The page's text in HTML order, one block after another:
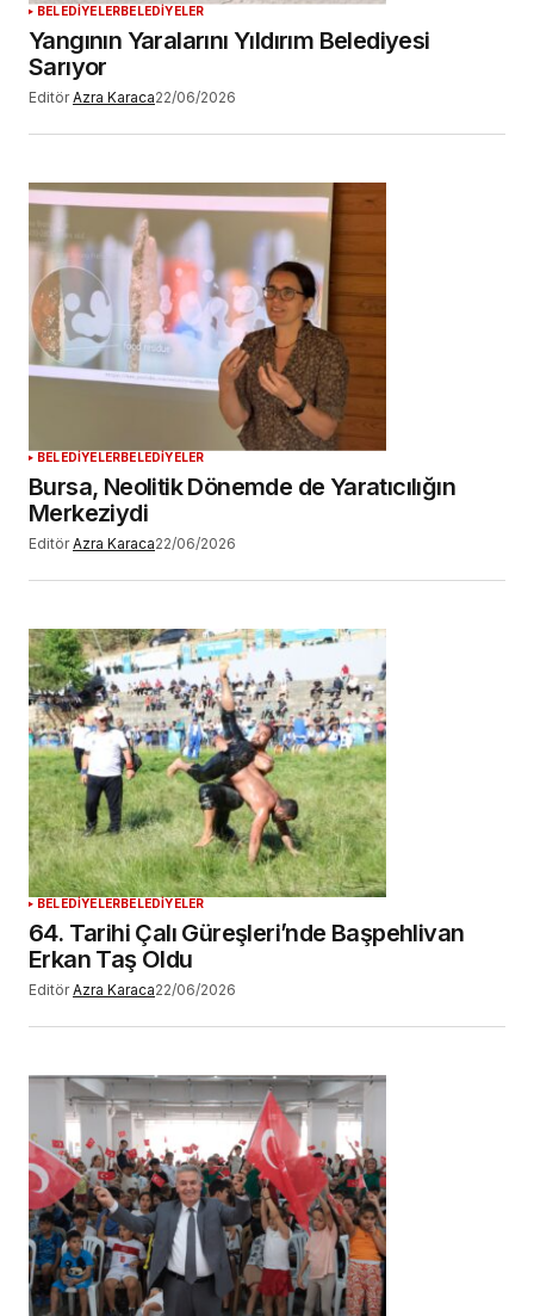
BELEDİYELERBELEDİYELER
Yangının Yaralarını Yıldırım Belediyesi
Sarıyor
Editör Azra Karaca22/06/2026
BELEDİYELERBELEDİYELER
Bursa, Neolitik Dönemde de Yaratıcılığın
Merkeziydi
Editör Azra Karaca22/06/2026
BELEDİYELERBELEDİYELER
64. Tarihi Çalı Güreşleri’nde Başpehlivan
Erkan Taş Oldu
Editör Azra Karaca22/06/2026